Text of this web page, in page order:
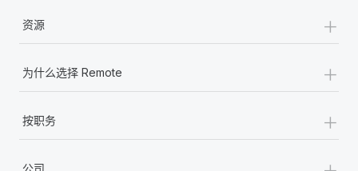
资源 +
为什么选择 Remote +
按职务 +
公司